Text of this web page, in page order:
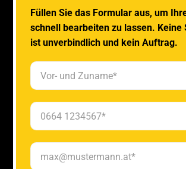
Füllen Sie das Formular aus, um
schnell bearbeiten zu lassen. Keine
ist unverbindlich und kein Auftrag.